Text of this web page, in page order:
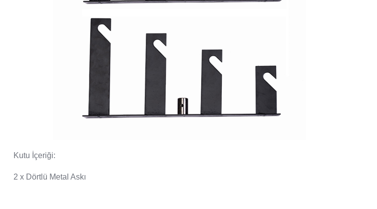
Kutu İçeriği:
2 x Dörtlü Metal Askı